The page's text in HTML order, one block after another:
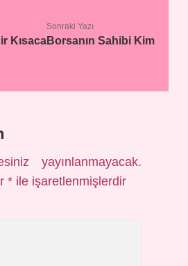
Kısaca
Sonraki Yazı
Borsanın Sahibi Kim
yayınlanmayacak.
* ile işaretlenmişlerdir